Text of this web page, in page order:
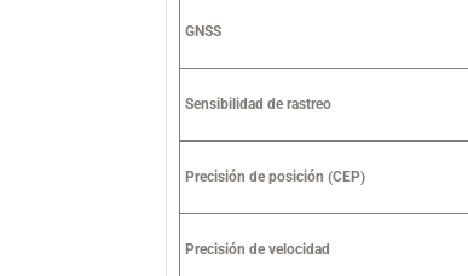
GNSS
Sensibilidad de rastreo
Precisión de posición (CEP)
Precisión de velocidad